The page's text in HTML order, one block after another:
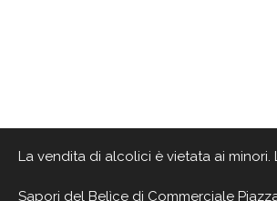
La vendita di alcolici è vietata ai
Sapori del Belìce di Commerciale